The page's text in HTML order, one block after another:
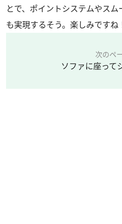
とで、ポイントシステムやス
も実現するそう。楽しみですね
次のペ
ソファに座って